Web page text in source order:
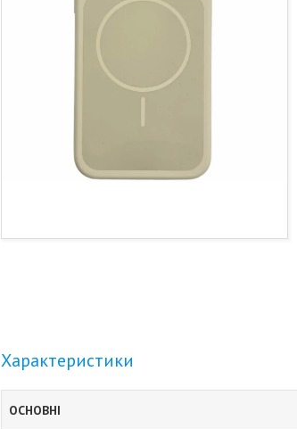
Характеристики
ОСНОВНІ